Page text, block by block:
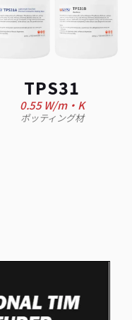
TPS31
0.55 W/m·K
ポッティング材